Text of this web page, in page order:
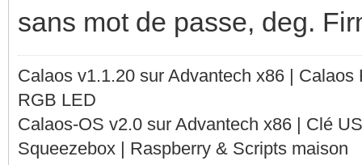
sans mot de passe, deg.
Calaos v1.1.20 sur Advantech x86 |
RGB LED
Calaos-OS v2.0 sur Advantech x86 | Clé
Squeezebox | Raspberry & Scripts maison